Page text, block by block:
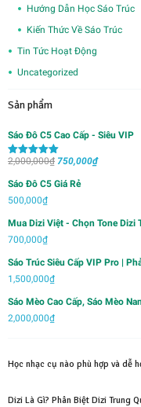
Hướng Dẫn Học Sáo Trúc
Kiến Thức Về Sáo Trúc
Tin Tức Hoạt Động
Uncategorized
Sản phẩm
Sáo Đô C5 Cao Cấp - Siêu VIP
Được xếp
sao
2,000,000₫ Giá
750,000₫Giá
750,000₫.
Sáo Đô C5 Giá Rẻ
500,000₫
Mua Dizi Việt - Chọn Tone Dizi
700,000₫
Sáo Trúc Siêu Cấp VIP Pro |
1,500,000₫
Sáo Mèo Cao Cấp, Sáo Mèo
2,000,000₫
Học nhạc cụ nào phù hợp và dễ
Dizi Là Gì? Phân Biệt Dizi Trung